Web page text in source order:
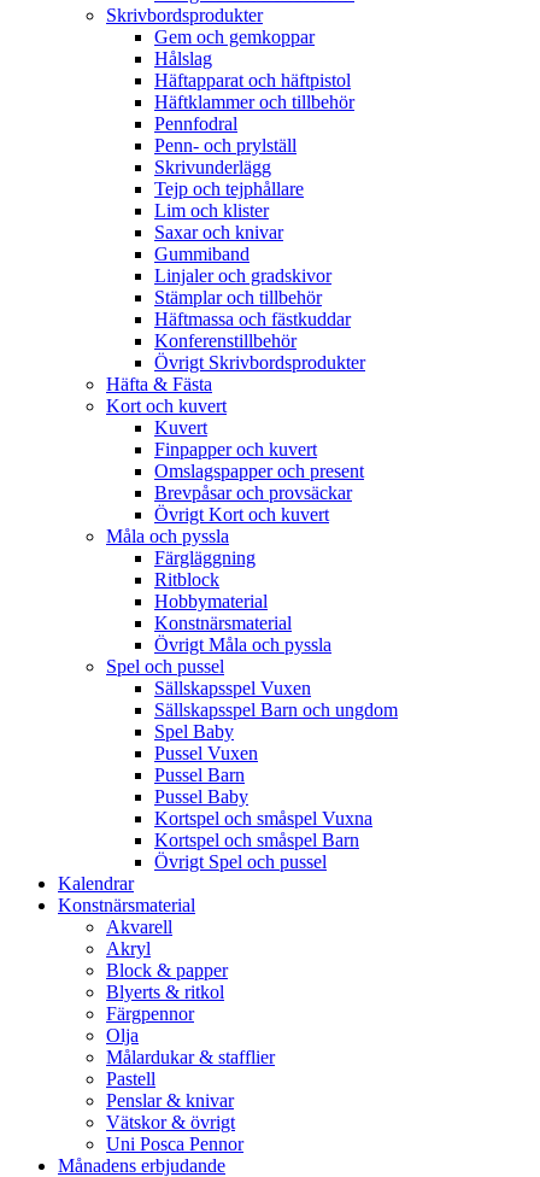
Skrivbordsprodukter
Gem och gemkoppar
Hålslag
Häftapparat och häftpistol
Häftklammer och tillbehör
Pennfodral
Penn- och prylställ
Skrivunderlägg
Tejp och tejphållare
Lim och klister
Saxar och knivar
Gummiband
Linjaler och gradskivor
Stämplar och tillbehör
Häftmassa och fästkuddar
Konferenstillbehör
Övrigt Skrivbordsprodukter
Häfta & Fästa
Kort och kuvert
Kuvert
Finpapper och kuvert
Omslagspapper och present
Brevpåsar och provsäckar
Övrigt Kort och kuvert
Måla och pyssla
Färgläggning
Ritblock
Hobbymaterial
Konstnärsmaterial
Övrigt Måla och pyssla
Spel och pussel
Sällskapsspel Vuxen
Sällskapsspel Barn och ungdom
Spel Baby
Pussel Vuxen
Pussel Barn
Pussel Baby
Kortspel och småspel Vuxna
Kortspel och småspel Barn
Övrigt Spel och pussel
Kalendrar
Konstnärsmaterial
Akvarell
Akryl
Block & papper
Blyerts & ritkol
Färgpennor
Olja
Målardukar & stafflier
Pastell
Penslar & knivar
Vätskor & övrigt
Uni Posca Pennor
Månadens erbjudande